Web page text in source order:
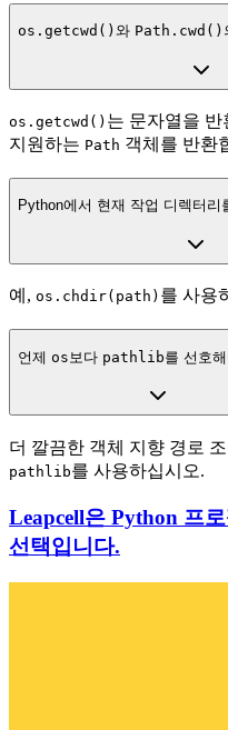
os.getcwd() 와 Path.cwd()
os.getcwd() 는 문자열을 반
지원하는 Path 객체를 반환
Python에서 현재 작업 디렉터
예, os.chdir(path) 를 사용
언제 os 보다 pathlib를 선호
더 깔끔한 객체 지향 경로
pathlib를 사용하십시오.
Leapcell은 Python 프
선택입니다.